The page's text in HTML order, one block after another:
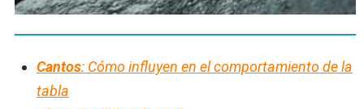
Cantos: Cómo influyen en el comportamiento de la
tabla